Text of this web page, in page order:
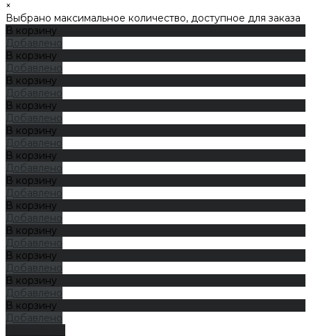
×
Выбрано максимальное количество, доступное для заказа
В корзину
Добавлено
В корзину
Добавлено
В корзину
Добавлено
В корзину
Добавлено
В корзину
Добавлено
В корзину
Добавлено
В корзину
Добавлено
В корзину
Добавлено
В корзину
Добавлено
В корзину
Добавлено
В корзину
Добавлено
В корзину
Добавлено